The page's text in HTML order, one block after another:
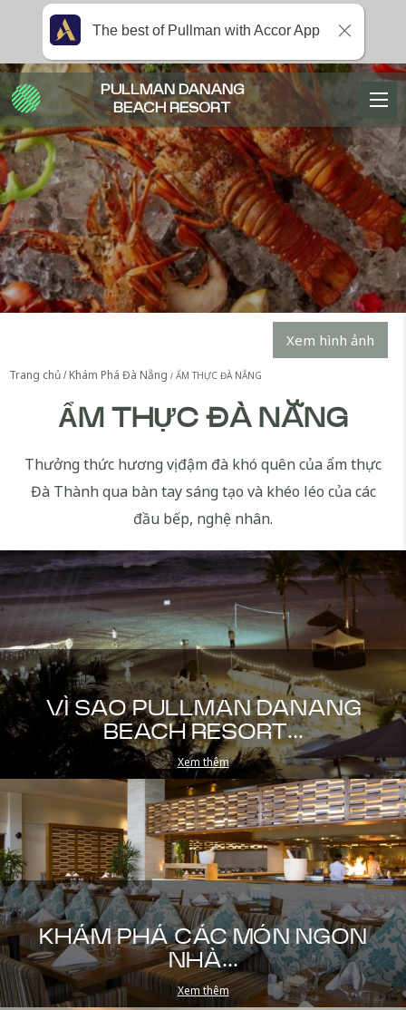
Xem hình ảnh
Trang chủ Khám Phá Đà Nẵng ẨM THỰC ĐÀ NẴNG
ẨM THỰC ĐÀ NẴNG
Thưởng thức hương vị đậm đà khó quên của ẩm thực
Đà Thành qua bàn tay sáng tạo và khéo léo của các
đầu bếp, nghệ nhân.
VÌ SAO PULLMAN DANANG
BEACH RESORT...
Xem thêm
KHÁM PHÁ CÁC MÓN NGON
NHÀ...
Xem thêm
PULLMAN DANANG
BEACH RESORT
The best of Pullman with Accor App